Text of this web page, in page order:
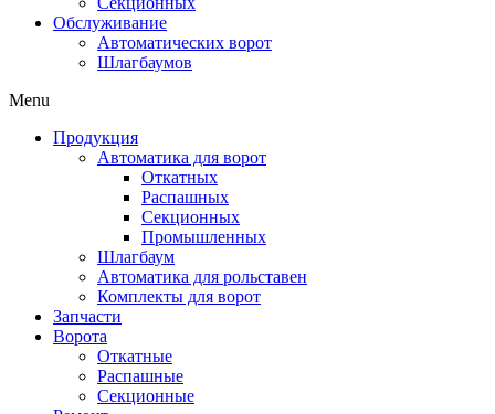
Обслуживание
Автоматических ворот
Шлагбаумов
Menu
Продукция
Автоматика для ворот
Откатных
Распашных
Секционных
Промышленных
Шлагбаум
Автоматика для рольставен
Комплекты для ворот
Запчасти
Ворота
Откатные
Распашные
Секционные